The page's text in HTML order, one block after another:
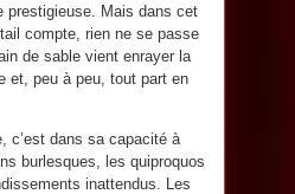
prestigieuse. Mais dans cet
compte, rien ne se passe
de sable vient enrayer la
et, peu à peu, tout part en
c’est dans sa capacité à
burlesques, les quiproquos
inattendus. Les